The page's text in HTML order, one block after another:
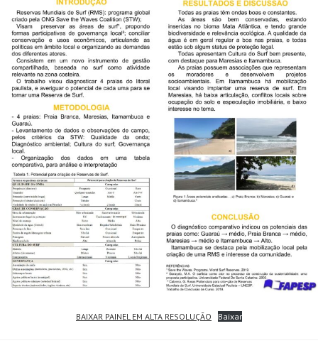
BAIXAR PAINEL EM ALTA RESOLUÇÃO Baixar